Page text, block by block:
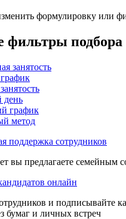
формулировку или
подбора
занятость
график
метод
поддержка сотрудников
вы предлагаете семейным
онлайн
и подписывайте
бумаг и личных встреч